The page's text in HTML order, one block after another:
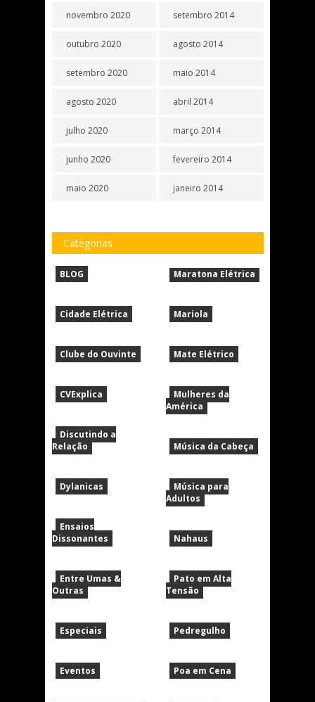
novembro 2020
outubro 2020
setembro 2020
agosto 2020
julho 2020
junho 2020
maio 2020
setembro 2014
agosto 2014
maio 2014
abril 2014
março 2014
fevereiro 2014
janeiro 2014
Categorias
BLOG
Cidade Elétrica
Clube do Ouvinte
CVExplica
Discutindo a
Relação
Dylanicas
Ensaios
Dissonantes
Entre Umas &
Outras
Especiais
Eventos
Maratona Elétrica
Mariola
Mate Elétrico
Mulheres da
América
Música da Cabeça
Música para
Adultos
Nahaus
Pato em Alta
Tensão
Pedregulho
Poa em Cena